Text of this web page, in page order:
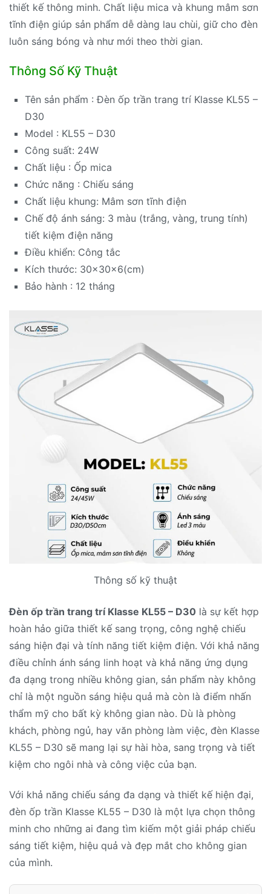
thiết kế thông minh. Chất liệu mica và khung mâm sơn
tĩnh điện giúp sản phẩm dễ dàng lau chùi, giữ cho đèn
luôn sáng bóng và như mới theo thời gian.
Thông Số Kỹ Thuật
Tên sản phẩm : Đèn ốp trần trang trí Klasse KL55 –
D30
Model : KL55 – D30
Công suất: 24W
Chất liệu : Ốp mica
Chức năng : Chiếu sáng
Chất liệu khung: Mâm sơn tĩnh điện
Chế độ ánh sáng: 3 màu (trắng, vàng, trung tính)
tiết kiệm điện năng
Điều khiển: Công tắc
Kích thước: 30x30x6(cm)
Bảo hành : 12 tháng
Thông số kỹ thuật
Đèn ốp trần trang trí Klasse KL55 – D30 là sự kết hợp
hoàn hảo giữa thiết kế sang trọng, công nghệ chiếu
sáng hiện đại và tính năng tiết kiệm điện. Với khả năng
điều chỉnh ánh sáng linh hoạt và khả năng ứng dụng
đa dạng trong nhiều không gian, sản phẩm này không
chỉ là một nguồn sáng hiệu quả mà còn là điểm nhấn
thẩm mỹ cho bất kỳ không gian nào. Dù là phòng
khách, phòng ngủ, hay văn phòng làm việc, đèn Klasse
KL55 – D30 sẽ mang lại sự hài hòa, sang trọng và tiết
kiệm cho ngôi nhà và công việc của bạn.
Với khả năng chiếu sáng đa dạng và thiết kế hiện đại,
đèn ốp trần Klasse KL55 – D30 là một lựa chọn thông
minh cho những ai đang tìm kiếm một giải pháp chiếu
sáng tiết kiệm, hiệu quả và đẹp mắt cho không gian
của mình.